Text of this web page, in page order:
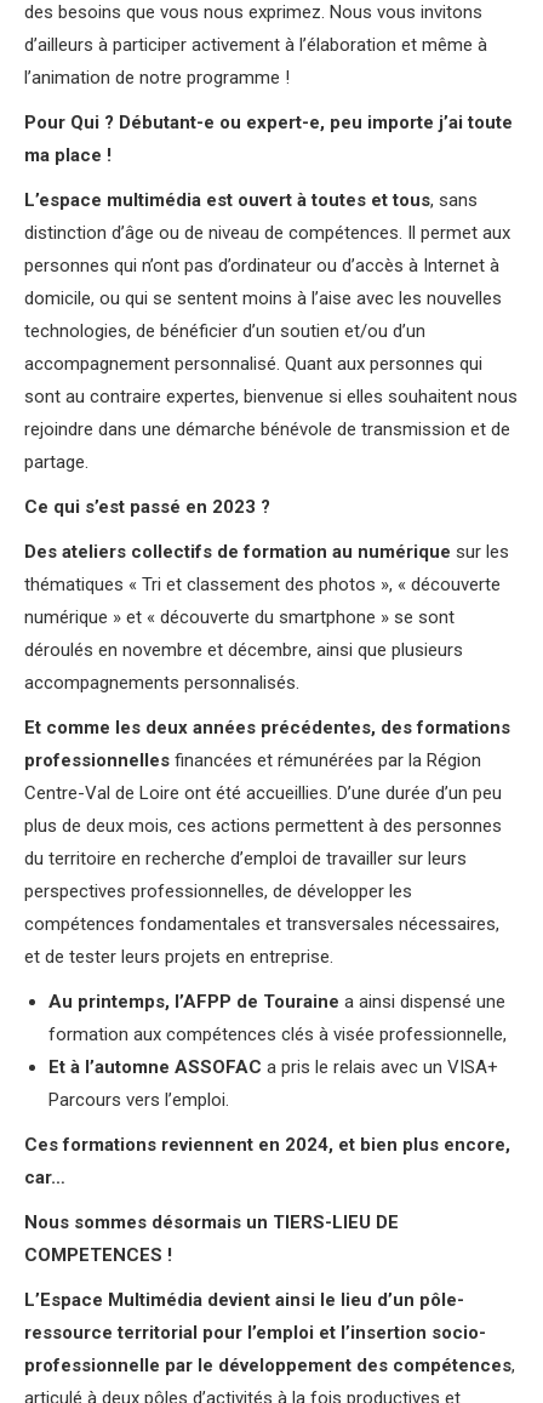
des besoins que vous nous exprimez. Nous vous invitons
d’ailleurs à participer activement à l’élaboration et même à
l’animation de notre programme !
Pour Qui ? Débutant-e ou expert-e, peu importe j’ai toute
ma place !
L’espace multimédia est ouvert à toutes et tous, sans
distinction d’âge ou de niveau de compétences. Il permet aux
personnes qui n’ont pas d’ordinateur ou d’accès à Internet à
domicile, ou qui se sentent moins à l’aise avec les nouvelles
technologies, de bénéficier d’un soutien et/ou d’un
accompagnement personnalisé. Quant aux personnes qui
sont au contraire expertes, bienvenue si elles souhaitent nous
rejoindre dans une démarche bénévole de transmission et de
partage.
Ce qui s’est passé en 2023 ?
Des ateliers collectifs de formation au numérique sur les
thématiques « Tri et classement des photos », « découverte
numérique » et « découverte du smartphone » se sont
déroulés en novembre et décembre, ainsi que plusieurs
accompagnements personnalisés.
Et comme les deux années précédentes, des formations
professionnelles financées et rémunérées par la Région
Centre-Val de Loire ont été accueillies. D’une durée d’un peu
plus de deux mois, ces actions permettent à des personnes
du territoire en recherche d’emploi de travailler sur leurs
perspectives professionnelles, de développer les
compétences fondamentales et transversales nécessaires,
et de tester leurs projets en entreprise.
Au printemps, l’AFPP de Touraine a ainsi dispensé une
formation aux compétences clés à visée professionnelle,
Et à l’automne ASSOFAC a pris le relais avec un VISA+
Parcours vers l’emploi.
Ces formations reviennent en 2024, et bien plus encore,
car…
Nous sommes désormais un TIERS-LIEU DE
COMPETENCES !
L’Espace Multimédia devient ainsi le lieu d’un pôle-
ressource territorial pour l’emploi et l’insertion socio-
professionnelle par le développement des compétences,
articulé à deux pôles d’activités à la fois productives et